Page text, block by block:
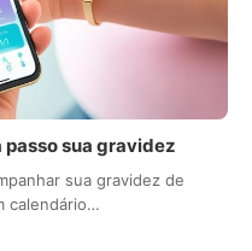
sua gravidez
sua gravidez de
calendário…